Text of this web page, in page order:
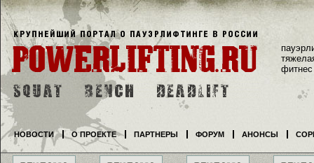
фитнес
НОВОСТИ О ПРОЕКТЕ ПАРТНЕРЫ ФОРУМ АНОНСЫ